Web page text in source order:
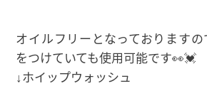
オイルフリーとなっております
をつけていても使用可能です👀💓
↓ホイップウォッシュ